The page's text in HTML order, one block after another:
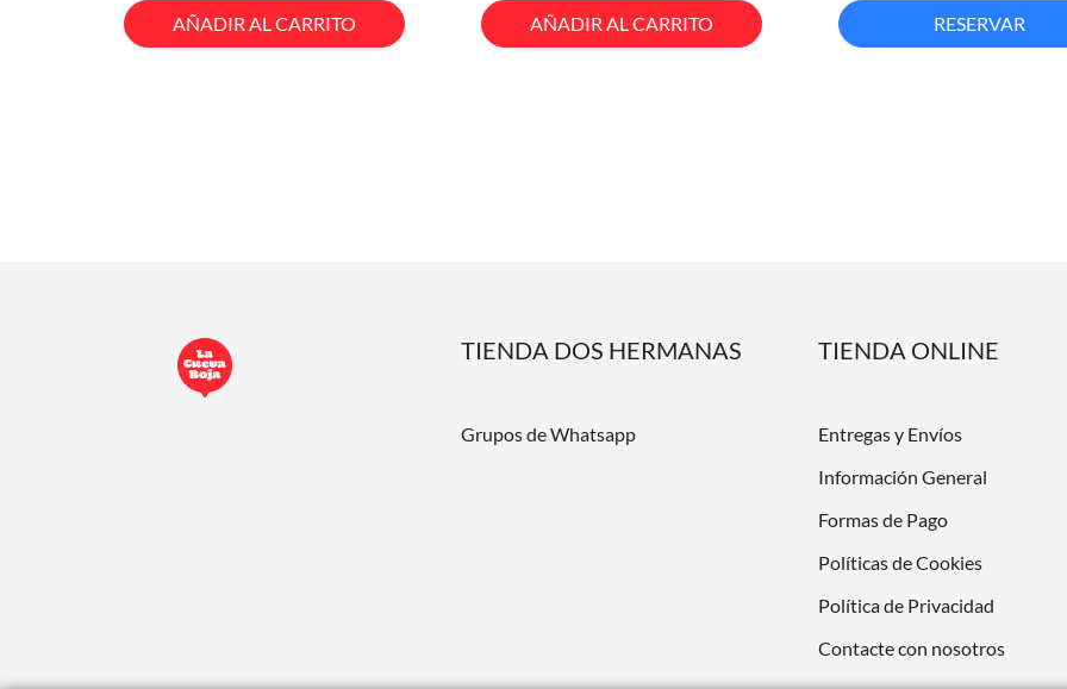
AÑADIR AL CARRITO AÑADIR AL CARRITO RESERVAR
TIENDA DOS HERMANAS
Grupos de Whatsapp
TIENDA ONLINE
Entregas y Envíos
Información General
Formas de Pago
Políticas de Cookies
Política de Privacidad
Contacte con nosotros